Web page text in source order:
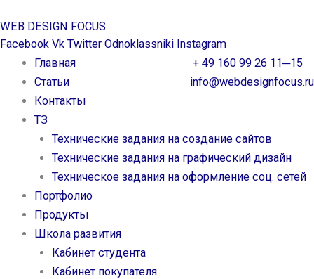
к
содержимому
WEB DESIGN FOCUS
Facebook Vk Twitter Odnoklassniki Instagram
+ 49 160 99 26 11─15
info@webdesignfocus.ru
Главная
Статьи
Контакты
ТЗ
Технические задания на создание сайтов
Технические задания на графический дизайн
Техническое задания на оформление соц. сетей
Портфолио
Продукты
Школа развития
Кабинет студента
Кабинет покупателя